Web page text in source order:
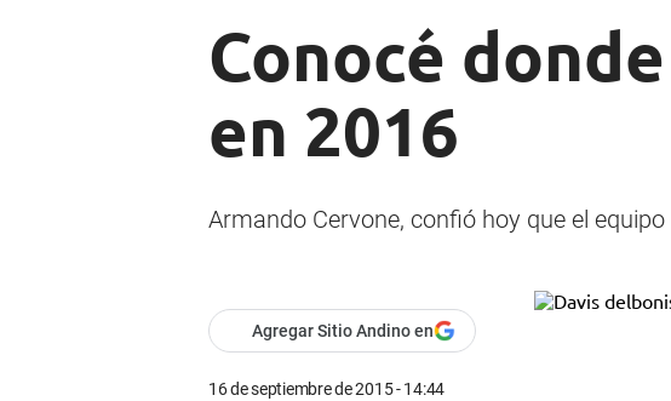
Conocé
en 2016
Armando Cervone, confió hoy que el
Agregar Sitio Andino en
16 de septiembre de 2015 - 14:44